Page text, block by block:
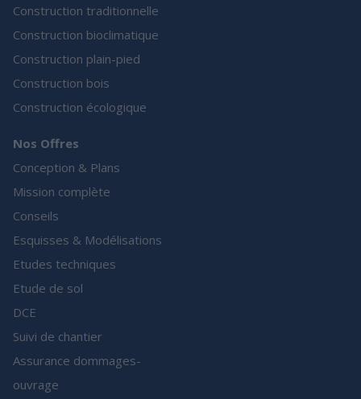
Construction traditionnelle
Construction bioclimatique
Construction plain-pied
Construction bois
Construction écologique
Nos Offres
Conception & Plans
Mission complète
Conseils
Esquisses & Modélisations
Etudes techniques
Etude de sol
DCE
Suivi de chantier
Assurance dommages-
ouvrage